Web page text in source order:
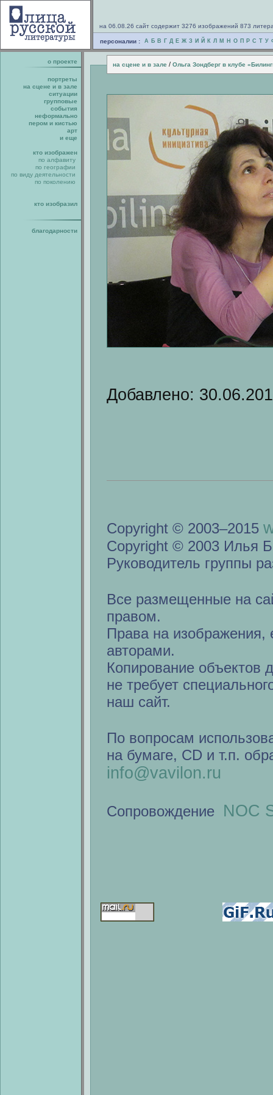
на 06.08.26 сайт содержит 3276 изображений 873
персоналии : А Б В Г Д Е Ж З И Й К Л М Н О П Р С Т У
о проекте на сцене и в зале / Ольга Зондберг в клубе
портреты
на сцене и в зале
ситуации
групповые
события
неформально
пером и кистью
арт
и еще
кто изображен
по алфавиту
по географии
по виду деятельности
по поколению
кто изобразил
благодарности
Добавлено:
Copyright © 2003–2015
Copyright © 2003 Илья
Руководитель группы
Все размещенные на
правом.
Права на изображения,
авторами.
Копирование объектов
не требует
наш сайт.
По вопросам
на бумаге, CD и т.п.
info@vavilon.ru
Сопровождение NOC